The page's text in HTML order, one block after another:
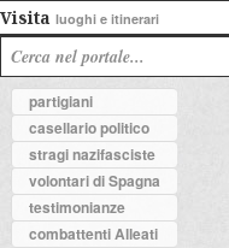
Visita luoghi e itinerari
partigiani
casellario politico
stragi nazifasciste
volontari di Spagna
testimonianze
combattenti Alleati